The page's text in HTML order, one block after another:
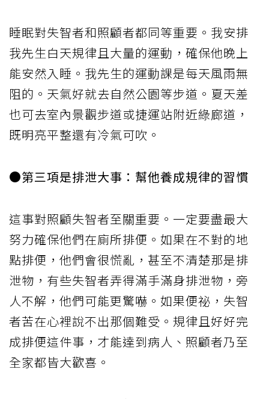
睡眠對失智者和照顧者都同等重要。我安排
我先生白天規律且大量的運動，確保他晚上
能安然入睡。我先生的運動課是每天風雨無
阻的。天氣好就去自然公園等步道。夏天差
也可去室內景觀步道或捷運站附近綠廊道，
既明亮平整還有冷氣可吹。
●第三項是排泄大事：幫他養成規律的習慣
這事對照顧失智者至關重要。一定要盡最大
努力確保他們在廁所排便。如果在不對的地
點排便，他們會很慌亂，甚至不清楚那是排
泄物，有些失智者弄得滿手滿身排泄物，旁
人不解，他們可能更驚嚇。如果便祕，失智
者苦在心裡說不出那個難受。規律且好好完
成排便這件事，才能達到病人、照顧者乃至
全家都皆大歡喜。